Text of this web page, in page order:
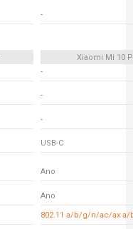
-
Xiaomi Mi 10
-
-
-
USB-C
Ano
Ano
802.11 a/b/g/n/ac/ax